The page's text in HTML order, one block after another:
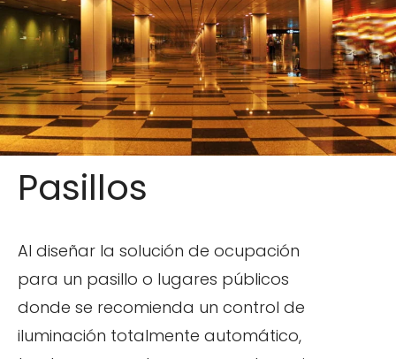
Pasillos
Al diseñar la solución de ocupación
para un pasillo o lugares públicos
donde se recomienda un control de
iluminación totalmente automático,